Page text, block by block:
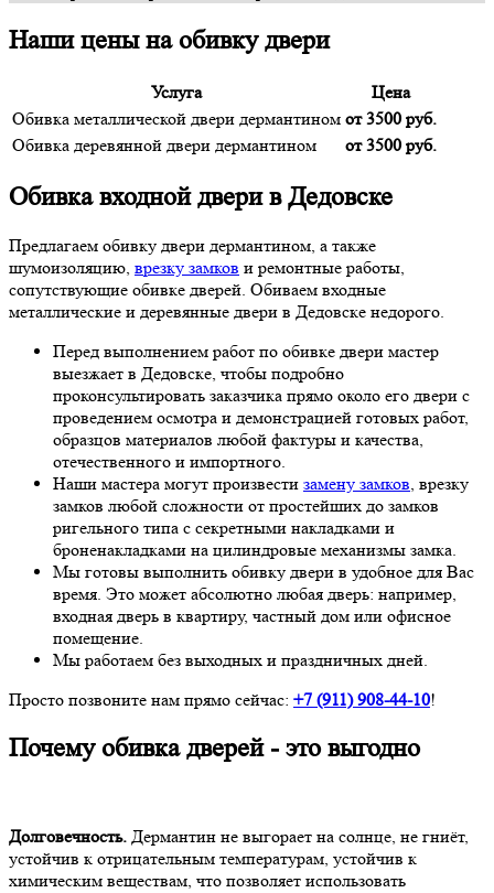
Наши цены на обивку двери
Услуга
Цена
Обивка металлической двери дермантином от 3500 руб.
Обивка деревянной двери дермантином
от 3500 руб.
Обивка входной двери в Дедовске
Предлагаем обивку двери дермантином, а также
шумоизоляцию, врезку замков и ремонтные работы,
сопутствующие обивке дверей. Обиваем входные
металлические и деревянные двери в Дедовске недорого.
Перед выполнением работ по обивке двери мастер
выезжает в Дедовске, чтобы подробно
проконсультировать заказчика прямо около его двери с
проведением осмотра и демонстрацией готовых работ,
образцов материалов любой фактуры и качества,
отечественного и импортного.
Наши мастера могут произвести замену замков, врезку
замков любой сложности от простейших до замков
ригельного типа с секретными накладками и
броненакладками на цилиндровые механизмы замка.
Мы готовы выполнить обивку двери в удобное для Вас
время. Это может абсолютно любая дверь: например,
входная дверь в квартиру, частный дом или офисное
помещение.
Мы работаем без выходных и праздничных дней.
Просто позвоните нам прямо сейчас: +7 (911)908-44-10!
Почему обивка дверей - это выгодно
Долговечность. Дермантин не выгорает на солнце, не гниёт,
устойчив к отрицательным температурам, устойчив к
химическим веществам, что позволяет использовать